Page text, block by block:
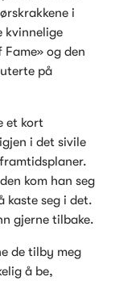
i
kvinnelige
og den
på
et kort
i det sivile
kom han seg
kaste seg i det.
gjerne tilbake.
de tilby meg
å be,